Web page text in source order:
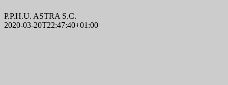
P.P.H.U. ASTRA S.C.
2020-03-20T22:47:40+01:00